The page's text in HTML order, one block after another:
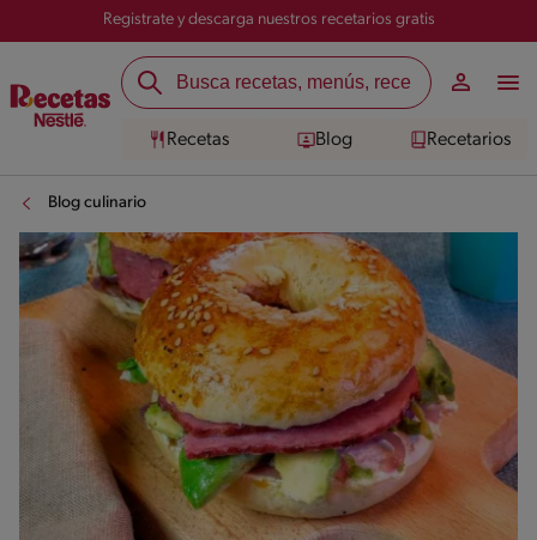
Registrate y descarga nuestros recetarios gratis
Recetas Blog Recetarios
Blog culinario